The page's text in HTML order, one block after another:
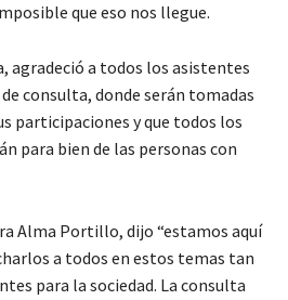
que eso nos llegue.
agradeció a todos los asistentes
consulta, donde serán tomadas
participaciones y que todos los
para bien de las personas con
Alma Portillo, dijo “estamos aquí
a todos en estos temas tan
para la sociedad. La consulta